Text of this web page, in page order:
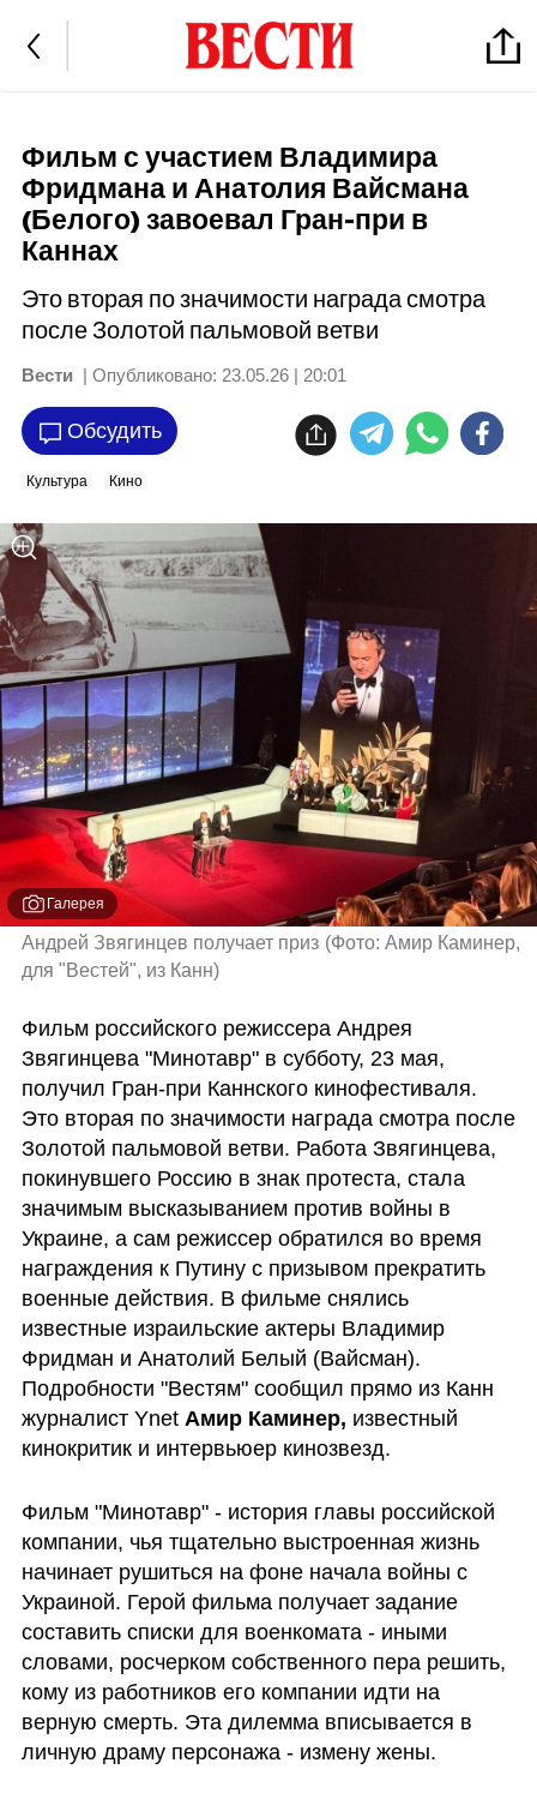
Фильм с участием Владимира
Фридмана и Анатолия Вайсмана
(Белого) завоевал Гран-при в
Каннах
Это вторая по значимости награда смотра
после Золотой пальмовой ветви
Вести | Опубликовано: 23.05.26 | 20:01
Обсудить
Культура Кино
Галерея
Андрей Звягинцев получает приз (Фото: Амир Каминер,
для "Вестей", из Канн)
Фильм российского режиссера Андрея
Звягинцева "Минотавр" в субботу, 23 мая,
получил Гран-при Каннского кинофестиваля.
Это вторая по значимости награда смотра после
Золотой пальмовой ветви. Работа Звягинцева,
покинувшего Россию в знак протеста, стала
значимым высказыванием против войны в
Украине, а сам режиссер обратился во время
награждения к Путину с призывом прекратить
военные действия. В фильме снялись
известные израильские актеры Владимир
Фридман и Анатолий Белый (Вайсман).
Подробности "Вестям" сообщил прямо из Канн
журналист Ynet Амир Каминер, известный
кинокритик и интервьюер кинозвезд.
Фильм "Минотавр" - история главы российской
компании, чья тщательно выстроенная жизнь
начинает рушиться на фоне начала войны с
Украиной. Герой фильма получает задание
составить списки для военкомата - иными
словами, росчерком собственного пера решить,
кому из работников его компании идти на
верную смерть. Эта дилемма вписывается в
личную драму персонажа - измену жены.